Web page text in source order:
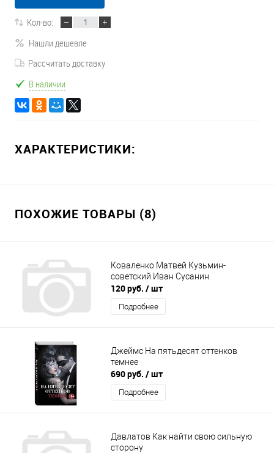
Кол-во:
Нашли дешевле
Рассчитать доставку
В наличии
ХАРАКТЕРИСТИКИ:
ПОХОЖИЕ ТОВАРЫ (8)
Коваленко Матвей Кузьмин-
советский Иван Сусанин
120 руб. / шт
Подробнее
Джеймс На пятьдесят оттенков
темнее
690 руб. / шт
Подробнее
Давлатов Как найти свою сильную
сторону